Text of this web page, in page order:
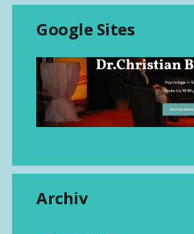
Google Sites
Archiv